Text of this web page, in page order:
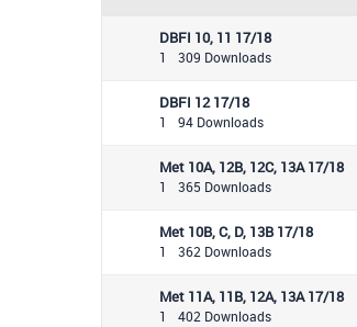
DBFI 10, 11 17/18
1 309 Downloads
DBFI 12 17/18
1 94 Downloads
Met 10A, 12B, 12C, 13A 17/18
1 365 Downloads
Met 10B, C, D, 13B 17/18
1 362 Downloads
Met 11A, 11B, 12A, 13A 17/18
1 402 Downloads